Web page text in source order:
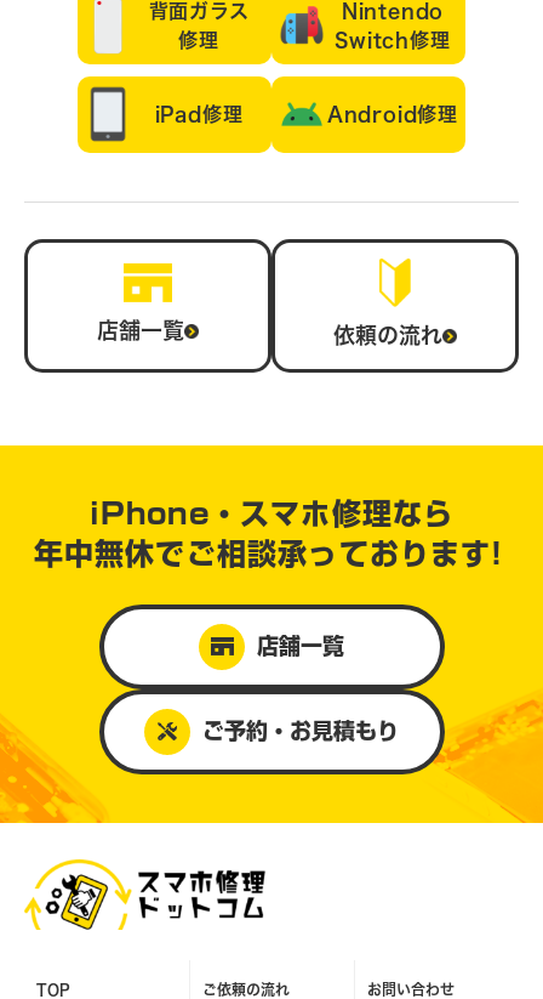
背面ガラス
修理
Nintendo
Switch修理
iPad修理 Android修理
店舗一覧 依頼の流れ
iPhone・スマホ修理なら
年中無休で ご相談承っております!
店舗一覧
ご予約・お見積もり
TOP ご依頼の流れ お問い合わせ